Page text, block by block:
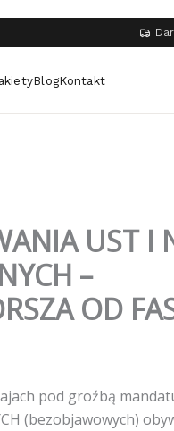
BlogKontakt
UST I
–
OD
pod groźbą
(bezobjawowych)